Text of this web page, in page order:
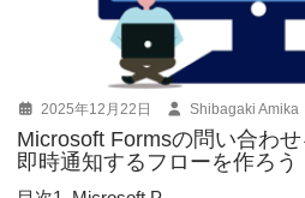
2025年12月22日 Shibagaki Amika
Microsoft Formsの問い合わ
即時通知するフローを作ろう